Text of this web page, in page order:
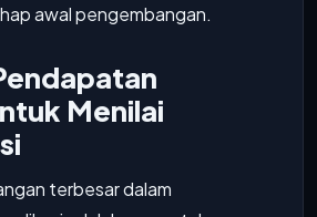
awal pengembangan.
Menilai
terbesar dalam